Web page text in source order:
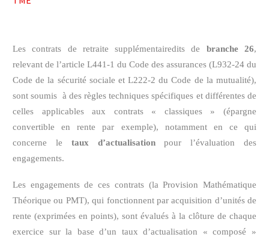
Les contrats de retraite supplémentairedits de branche 26,
relevant de l’article L441-1 du Code des assurances (L932-24 du
Code de la sécurité sociale et L222-2 du Code de la mutualité),
sont soumis à des règles techniques spécifiques et différentes de
celles applicables aux contrats « classiques » (épargne
convertible en rente par exemple), notamment en ce qui
concerne le taux d’actualisationpour l’évaluation des
engagements.
Les engagements de ces contrats (la Provision Mathématique
Théorique ou PMT), qui fonctionnent par acquisition d’unités de
rente (exprimées en points), sont évalués à la clôture de chaque
exercice sur la base d’un taux d’actualisation « composé »